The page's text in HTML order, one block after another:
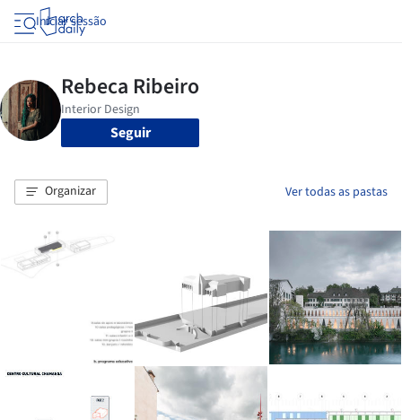
Iniciar sessão
Seguir
Organizar Ver todas as pastas